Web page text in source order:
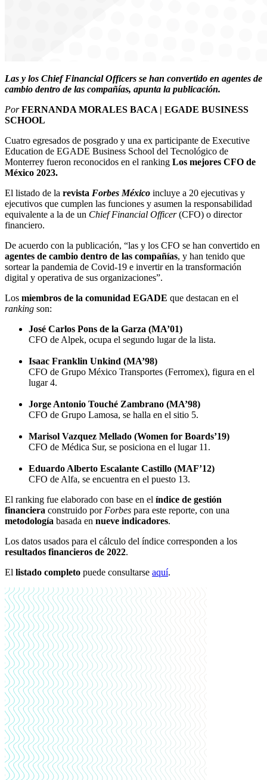
Las y los Chief Financial Officers se han convertido en agentes de
cambio dentro de las compañías, apunta la publicación.
PorFERNANDA MORALES BACA | EGADE BUSINESS
SCHOOL
Cuatro egresados de posgrado y una ex participante de Executive
Education de EGADE Business School del Tecnológico de
Monterrey fueron reconocidos en el ranking Los mejores CFO de
México 2023.
El listado de la revista Forbes México incluye a 20 ejecutivas y
ejecutivos que cumplen las funciones y asumen la responsabilidad
equivalente a la de un Chief Financial Officer(CFO) o director
financiero.
De acuerdo con la publicación, “las y los CFO se han convertido en
agentes de cambio dentro de las compañías, y han tenido que
sortear la pandemia de Covid-19 e invertir en la transformación
digital y operativa de sus organizaciones”.
Los miembros de la comunidad EGADE que destacan en el
ranking son:
José Carlos Pons de la Garza (MA’01)
CFO de Alpek, ocupa el segundo lugar de la lista.
Isaac Franklin Unkind (MA’98)
CFO de Grupo México Transportes (Ferromex), figura en el
lugar 4.
Jorge Antonio Touché Zambrano (MA’98)
CFO de Grupo Lamosa, se halla en el sitio 5.
Marisol Vazquez Mellado (Women for Boards’19)
CFO de Médica Sur, se posiciona en el lugar 11.
Eduardo Alberto Escalante Castillo (MAF’12)
CFO de Alfa, se encuentra en el puesto 13.
El ranking fue elaborado con base en el índice de gestión
financiera construido porForbes para este reporte, con una
metodología basada en nueve indicadores.
Los datos usados para el cálculo del índice corresponden a los
resultados financieros de 2022.
El listado completo puede consultarse aquí.